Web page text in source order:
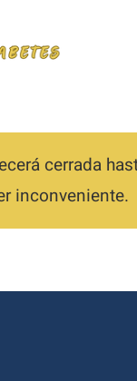
cerrada
inconveniente.